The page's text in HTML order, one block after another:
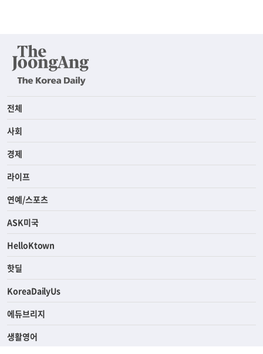
전체
사회
경제
라이프
연예/스포츠
ASK미국
HelloKtown
핫딜
KoreaDailyUs
에듀브리지